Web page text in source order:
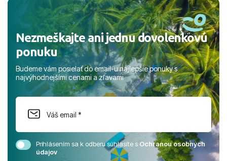
Nezmeškajte ani jednu dovolenkovú
ponuku
Budeme vám posielať do email-u najlepšie ponuky s
najvýhodnejšími cenami a zľavami
Prihlásením sa k odberu súhlasíte sOchranou osobných
údajov